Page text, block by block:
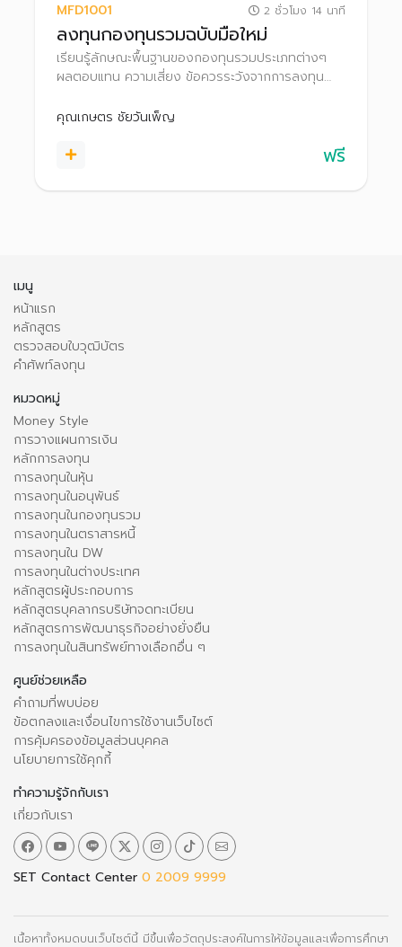
MFD1001 2 ชั่วโมง 14 นาที
ลงทุนกองทุนรวมฉบับมือใหม่
เรียนรู้ลักษณะพื้นฐานของกองทุนรวมประเภทต่างๆ
ผลตอบแทน ความเสี่ยง ข้อควรระวังจากการลงทุน
กองทุนรวมให้เหมาะกับตนเอง
คุณเกษตร ชัยวันเพ็ญ
ฟรี
เมนู
หน้าแรก
หลักสูตร
ตรวจสอบใบวุฒิบัตร
คำศัพท์ลงทุน
หมวดหมู่
Money Style
การวางแผนการเงิน
หลักการลงทุน
การลงทุนในหุ้น
การลงทุนในอนุพันธ์
การลงทุนในกองทุนรวม
การลงทุนในตราสารหนี้
การลงทุนใน DW
การลงทุนในต่างประเทศ
หลักสูตรผู้ประกอบการ
หลักสูตรบุคลากรบริษัทจดทะเบียน
หลักสูตรการพัฒนาธุรกิจอย่างยั่งยืน
การลงทุนในสินทรัพย์ทางเลือกอื่น ๆ
ศูนย์ช่วยเหลือ
คำถามที่พบบ่อย
ข้อตกลงและเงื่อนไขการใช้งานเว็บไซต์
การคุ้มครองข้อมูลส่วนบุคคล
นโยบายการใช้คุกกี้
ทำความรู้จักกับเรา
เกี่ยวกับเรา
SET Contact Center 0 2009 9999
เนื้อหาทั้งหมดบนเว็บไซต์นี้ มีขึ้นเพื่อวัตถุประสงค์ในการให้ข้อมูลและเพื่อการศึกษา